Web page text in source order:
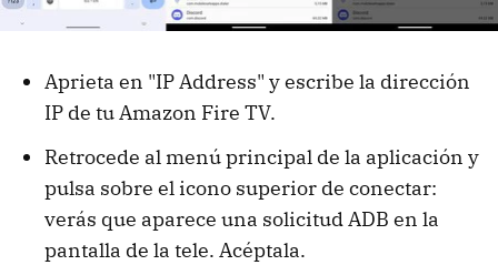
Aprieta en "IP Address" y escribe la dirección
IP de tu Amazon Fire TV.
Retrocede al menú principal de la aplicación y
pulsa sobre el icono superior de conectar:
verás que aparece una solicitud ADB en la
pantalla de la tele. Acéptala.